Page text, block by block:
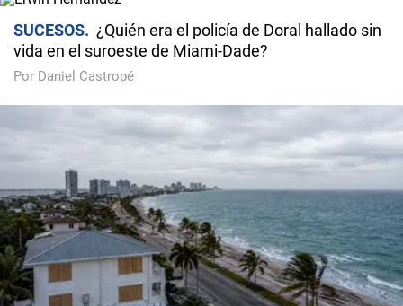
SUCESOS
¿Quién era el policía de Doral hallado sin
vida en el suroeste de Miami-Dade?
Por Daniel Castropé